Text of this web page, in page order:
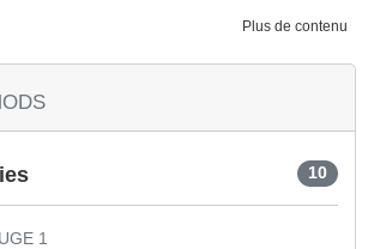
Plus de contenu
10
1